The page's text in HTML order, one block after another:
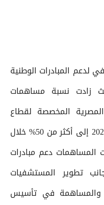
لدعم المبادرات الوطنية
زادت نسبة مساهمات
المخصصة لقطاع
الصحة لترتفع من 42% في عام 2025 إلى أكثر من 50% خلال
عام 2026، وشملت المساهمات دعم مبادرات
تطوير المستشفيات
والمساهمة في تأسيس